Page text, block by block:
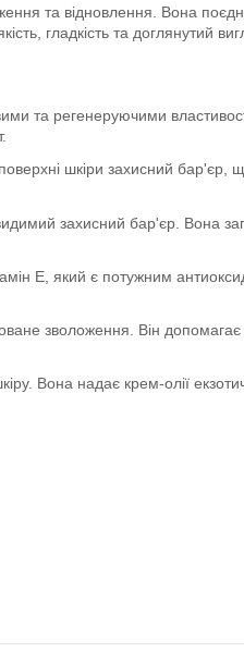
та відновлення. Вона
гладкість та доглянутий
та регенеруючими
шкіри захисний бар'єр,
захисний бар'єр. Вона
Е, який є потужним
зволоження. Він допомагає
Вона надає крем-олії